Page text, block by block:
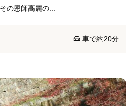
の恩師高麗の...
車で約20分